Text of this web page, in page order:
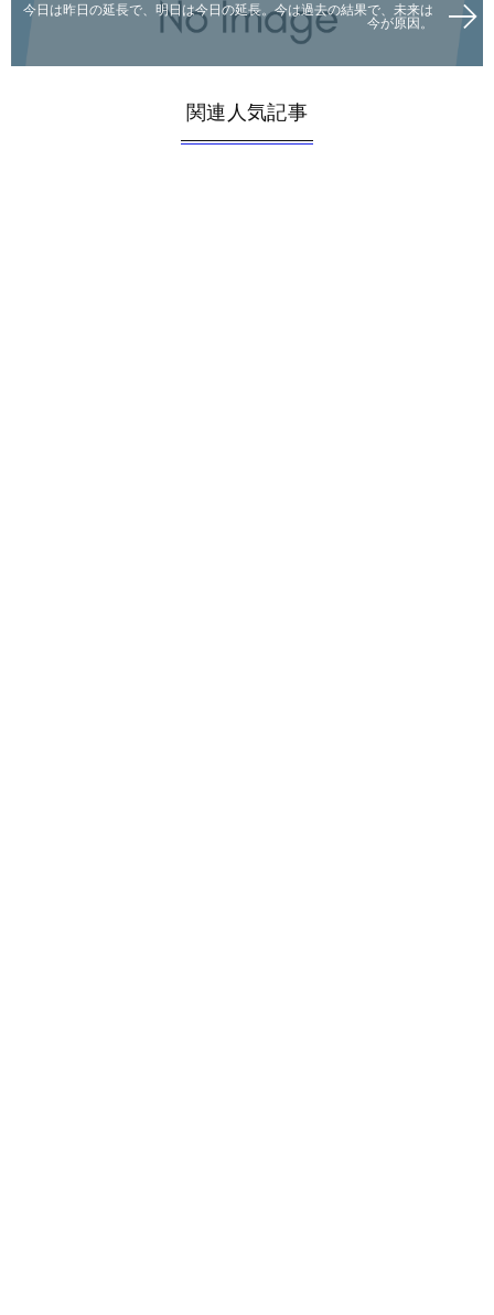
今日は昨日の延長で、明日は今日の延長。今は過去の結果で、未来は
今が原因。
関連人気記事